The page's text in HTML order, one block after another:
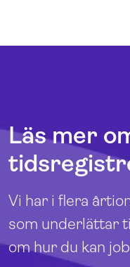
Läs mer
Vi har i flera
som underlättar
om hur du kan